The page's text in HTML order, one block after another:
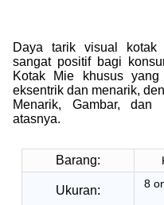
Daya tarik visual kotak
sangat positif bagi
Kotak Mie khusus
eksentrik dan menarik,
Menarik, Gambar,
atasnya.
Barang:
Ukuran:
8